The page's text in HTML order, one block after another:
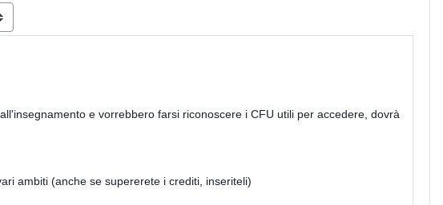
e vorrebbero farsi riconoscere i CFU utili per accedere, dovrà
ambiti (anche se supererete i crediti, inseriteli)